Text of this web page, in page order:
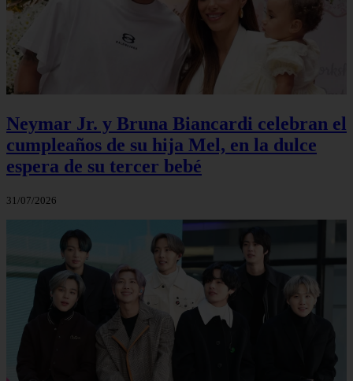
Neymar Jr. y Bruna Biancardi celebran el
cumpleaños de su hija Mel, en la dulce
espera de su tercer bebé
31/07/2026